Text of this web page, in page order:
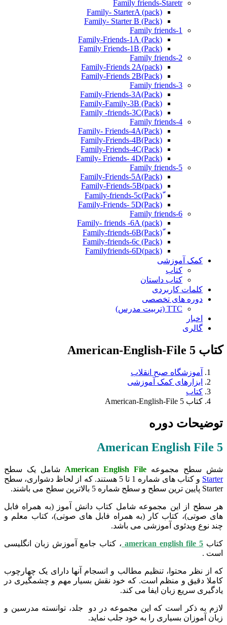
Family friends-Staretr
Family- StarterA (pack)
Family- Starter B (Pack)
Family friends-1
(Pack) Family-Friends-1A
(Pack) Family Friends-1B
Family friends-2
Family-Friends 2A(pack)
Family-Friends 2B(Pack)
Family friends-3
(Pack)Family-Friends-3A
Family-Family-3B (Pack)
Family -friends-3C(Pack)
Family friends-4
Family- Friends-4A(Pack)
Family-Friends-4B(Pack)
Family-Friends-4C(Pack)
(Pack)Family- Friends- 4D
Family friends-5
Family-Friends-5A(Pack)
(pack)Family-Friends-5B
ّ(Pack)Family-friends-5c
Family-Friends- 5D(Pack)
Family friends-6
Family- friends -6A (pack)
Family-friends-6c (Pack)
Familyfriends-6D(pack)
کمک آموزشی
کتاب
کتاب داستان
کلمات کاربردی
دوره های تخصصی
TTC (تربیت مدرس)
اخبار
گالری
کتاب American-English-File 5
آموزشگاه صبح انقلاب
ابزارهای کمک آموزشی
کتاب
کتاب American-English-File 5
توضیحات دوره
American English File 5
شش سطح مجموعه American English File شامل یک سطح
Starter
و کتاب های شماره 1 تا 5 هستند. که از لحاظ دشواری، سطح
Starter پایین ترین سطح و سطح شماره 5 بالاترین سطح می باشند.
هر سطح از این مجموعه شامل کتاب دانش آموز (به همراه فابل
های صوتی)، کتاب کار (به همراه فابل های صوتی)، کتاب معلم و
چند نوع ویدئوی آموزشی می باشد.
کتاب american english file 5 ، کتاب جامع آموزش زبان انگلیسی
است .
که از نظر محتوا، تنظیم مطالب و انسجام آنها دارای یک چهارچوب
کاملا دقیق و منظم است. که خود نقش بسیار مهم و چشمگیری در
یادگیری سریع زبان ایفا می کند.
لازم به ذکر است که این مجموعه در دو جلد، توانسته مدرسین و
زبان آموزان بسیاری را به خود جلب نماید.